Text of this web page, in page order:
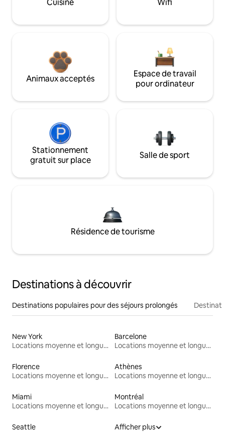
Cuisine Wifi
Animaux acceptés
Espace de travail
pour ordinateur
Stationnement
gratuit sur place
Salle de sport
Résidence de tourisme
Destinations à découvrir
Destinations populaires pour des séjours prolongés
New York
Locations moyenne et longue durée
Barcelone
Locations moyenne et longue durée
Florence
Locations moyenne et longue durée
Athènes
Locations moyenne et longue durée
Miami
Locations moyenne et longue durée
Montréal
Locations moyenne et longue durée
Seattle
Afficher plus